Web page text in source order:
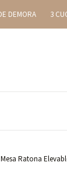
3 CUOTAS SIN
Mesa Ratona